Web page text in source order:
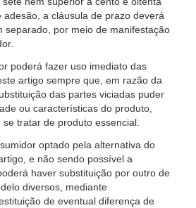
adesão, a cláusula de prazo deverá
separado, por meio de manifestação
poderá fazer uso imediato das
artigo sempre que, em razão da
das partes viciadas puder
ou características do produto,
tratar de produto essencial.
optado pela alternativa do
e não sendo possível a
haver substituição por outro de
diversos, mediante
de eventual diferença de